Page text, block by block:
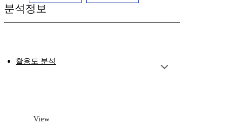
분석정보
활용도 분석
View